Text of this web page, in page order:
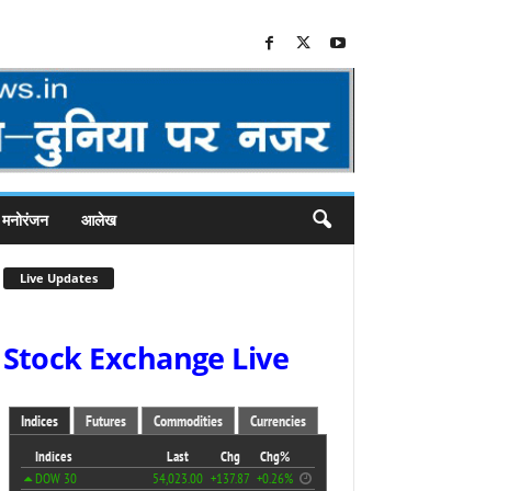
मनोरंजन आलेख
Live Updates
Stock Exchange Live